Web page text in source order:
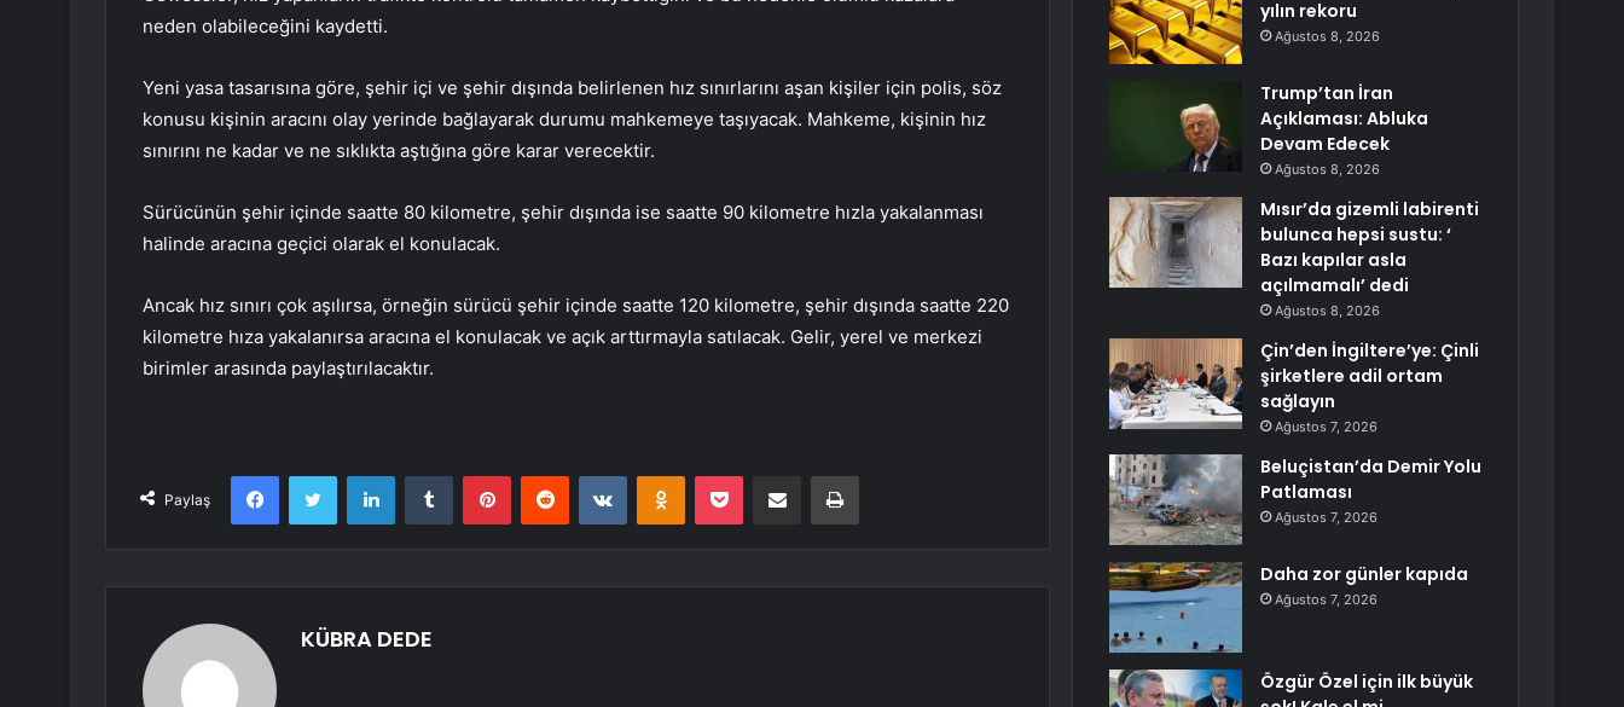
neden olabileceğini kaydetti.
Yeni yasa tasarısına göre, şehir içi ve şehir dışında belirlenen hız sınırlarını aşan kişiler için polis, söz
konusu kişinin aracını olay yerinde bağlayarak durumu mahkemeye taşıyacak. Mahkeme, kişinin hız
sınırını ne kadar ve ne sıklıkta aştığına göre karar verecektir.
Sürücünün şehir içinde saatte 80 kilometre, şehir dışında ise saatte 90 kilometre hızla yakalanması
halinde aracına geçici olarak el konulacak.
Ancak hız sınırı çok aşılırsa, örneğin sürücü şehir içinde saatte 120 kilometre, şehir dışında saatte 220
kilometre hıza yakalanırsa aracına el konulacak ve açık arttırmayla satılacak. Gelir, yerel ve merkezi
birimler arasında paylaştırılacaktır.
Paylaş
FacebookTwitter LinkedInTumblr PinterestReddit VKontakteOdnoklassniki
Pocket E-Posta ile paylaş Yazdır
KÜBRA DEDE
yılın rekoru
Ağustos 8, 2026
Trump’tan İran
Açıklaması: Abluka
Devam Edecek
Ağustos 8, 2026
Mısır’da gizemli labirenti
bulunca hepsi sustu: ‘
Bazı kapılar asla
açılmamalı’ dedi
Ağustos 8, 2026
Çin’den İngiltere’ye: Çinli
şirketlere adil ortam
sağlayın
Ağustos 7, 2026
Beluçistan’da Demir Yolu
Patlaması
Ağustos 7, 2026
Daha zor günler kapıda
Ağustos 7, 2026
Özgür Özel için ilk büyük